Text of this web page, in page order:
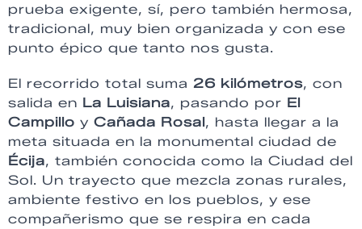
prueba exigente, sí, pero también hermosa,
tradicional, muy bien organizada y con ese
punto épico que tanto nos gusta.
El recorrido total suma 26 kilómetros, con
salida en La Luisiana, pasando por El
Campillo y Cañada Rosal, hasta llegar a la
meta situada en la monumental ciudad de
Écija, también conocida como la Ciudad del
Sol. Un trayecto que mezcla zonas rurales,
ambiente festivo en los pueblos, y ese
compañerismo que se respira en cada